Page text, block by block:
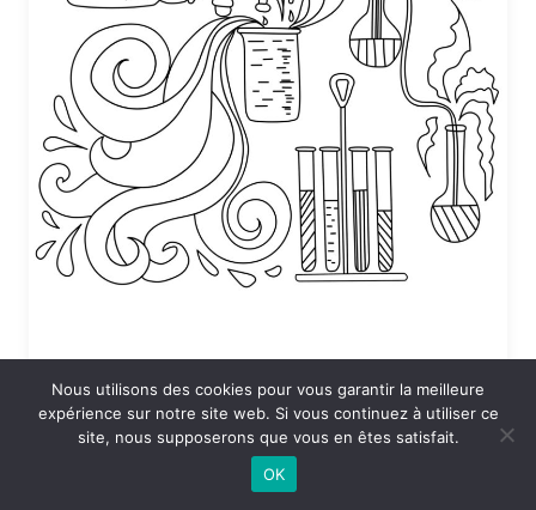
Coloriage Sciences en vrac
24 DÉCEMBRE 2025 À 19:53
Nous utilisons des cookies pour vous garantir la meilleure
expérience sur notre site web. Si vous continuez à utiliser ce
site, nous supposerons que vous en êtes satisfait.
OK